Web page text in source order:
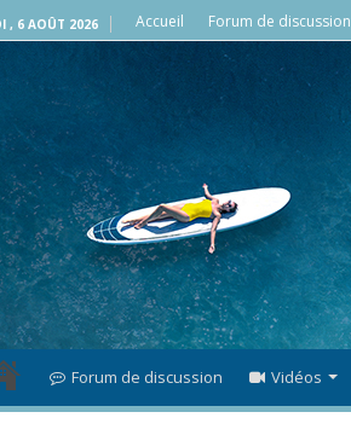
, 6 AOÛT 2026 Accueil Forum de discussion
Forum de discussion Vidéos